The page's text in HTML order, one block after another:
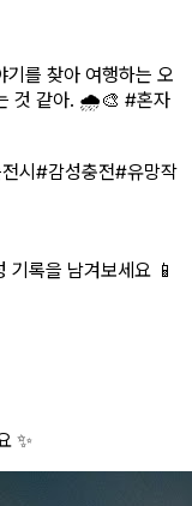
기를 찾아 여행하는 오
것 같아. 🌧️🎨 #혼자
시 #감성충전#유망작
기록을 남겨보세요 📱
✨